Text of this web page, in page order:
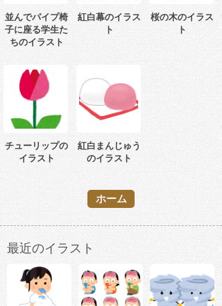
並んでパイプ椅
子に座る学生た
ちのイラスト
紅白幕のイラス
ト
桜の木のイラス
ト
チューリップの
イラスト
紅白まんじゅう
のイラスト
ホーム
最近のイラスト